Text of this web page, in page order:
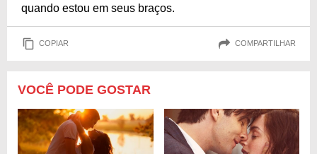
quando estou em seus braços.
COPIAR COMPARTILHAR
VOCÊ PODE GOSTAR